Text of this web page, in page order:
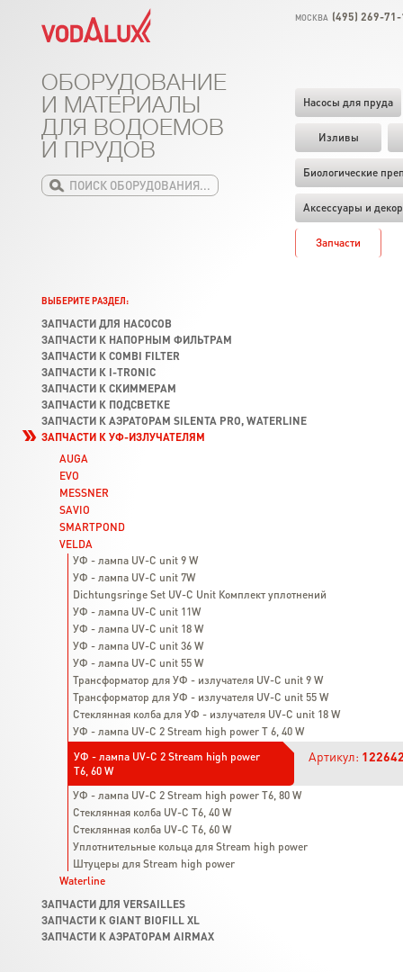
МОСКВА (495) 269-
Насосы для пруда
Изливы
Биологические
Аксессуары и декор
Запчасти
ОБОРУДОВАНИЕ
И МАТЕРИАЛЫ
ДЛЯ ВОДОЕМОВ
И ПРУДОВ
ВЫБЕРИТЕ РАЗДЕЛ:
ЗАПЧАСТИ ДЛЯ НАСОСОВ
ЗАПЧАСТИ К НАПОРНЫМ ФИЛЬТРАМ
ЗАПЧАСТИ К COMBI FILTER
ЗАПЧАСТИ К I-TRONIC
ЗАПЧАСТИ К СКИММЕРАМ
ЗАПЧАСТИ К ПОДСВЕТКЕ
ЗАПЧАСТИ К АЭРАТОРАМ SILENTA PRO, WATERLINE
ЗАПЧАСТИ К УФ-ИЗЛУЧАТЕЛЯМ
AUGA
EVO
MESSNER
SAVIO
SMARTPOND
VELDA
УФ - лампа UV-C unit 9 W
УФ - лампа UV-C unit 7W
Dichtungsringe Set UV-C Unit Комплект уплотнений
УФ - лампа UV-C unit 11W
УФ - лампа UV-C unit 18 W
УФ - лампа UV-C unit 36 W
УФ - лампа UV-C unit 55 W
Трансформатор для УФ - излучателя UV-C unit 9 W
Трансформатор для УФ - излучателя UV-C unit 55 W
Стеклянная колба для УФ - излучателя UV-C unit 18 W
УФ - лампа UV-C 2 Stream high power T 6, 40 W
УФ - лампа UV-C 2 Stream high power
T6, 60 W
Артикул:
УФ - лампа UV-C 2 Stream high power T6, 80 W
Стеклянная колба UV-C T6, 40 W
Стеклянная колба UV-C T6, 60 W
Уплотнительные кольца для Stream high power
Штуцеры для Stream high power
Waterline
ЗАПЧАСТИ ДЛЯ VERSAILLES
ЗАПЧАСТИ К GIANT BIOFILL XL
ЗАПЧАСТИ К АЭРАТОРАМ AIRMAX